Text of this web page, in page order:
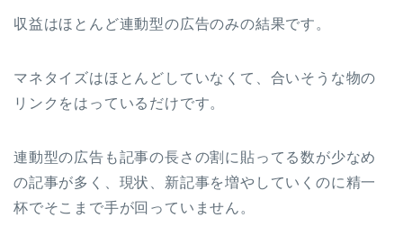
収益はほとんど連動型の広告のみの結果です。
マネタイズはほとんどしていなくて、合いそうな物の
リンクをはっているだけです。
連動型の広告も記事の長さの割に貼ってる数が少なめ
の記事が多く、現状、新記事を増やしていくのに精一
杯でそこまで手が回っていません。